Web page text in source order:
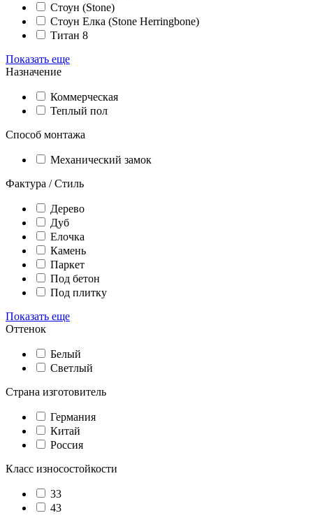
Стоун (Stone)
Стоун Елка (Stone Herringbone)
Титан 8
Показать еще
Назначение
Коммерческая
Теплый пол
Способ монтажа
Механический замок
Фактура / Стиль
Дерево
Дуб
Елочка
Камень
Паркет
Под бетон
Под плитку
Показать еще
Оттенок
Белый
Светлый
Страна изготовитель
Германия
Китай
Россия
Класс износостойкости
33
43